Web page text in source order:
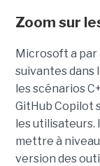
Zoom sur
Microsoft a par
suivantes dans
les scénarios
GitHub Copilot
les utilisateurs.
mettre à
version des